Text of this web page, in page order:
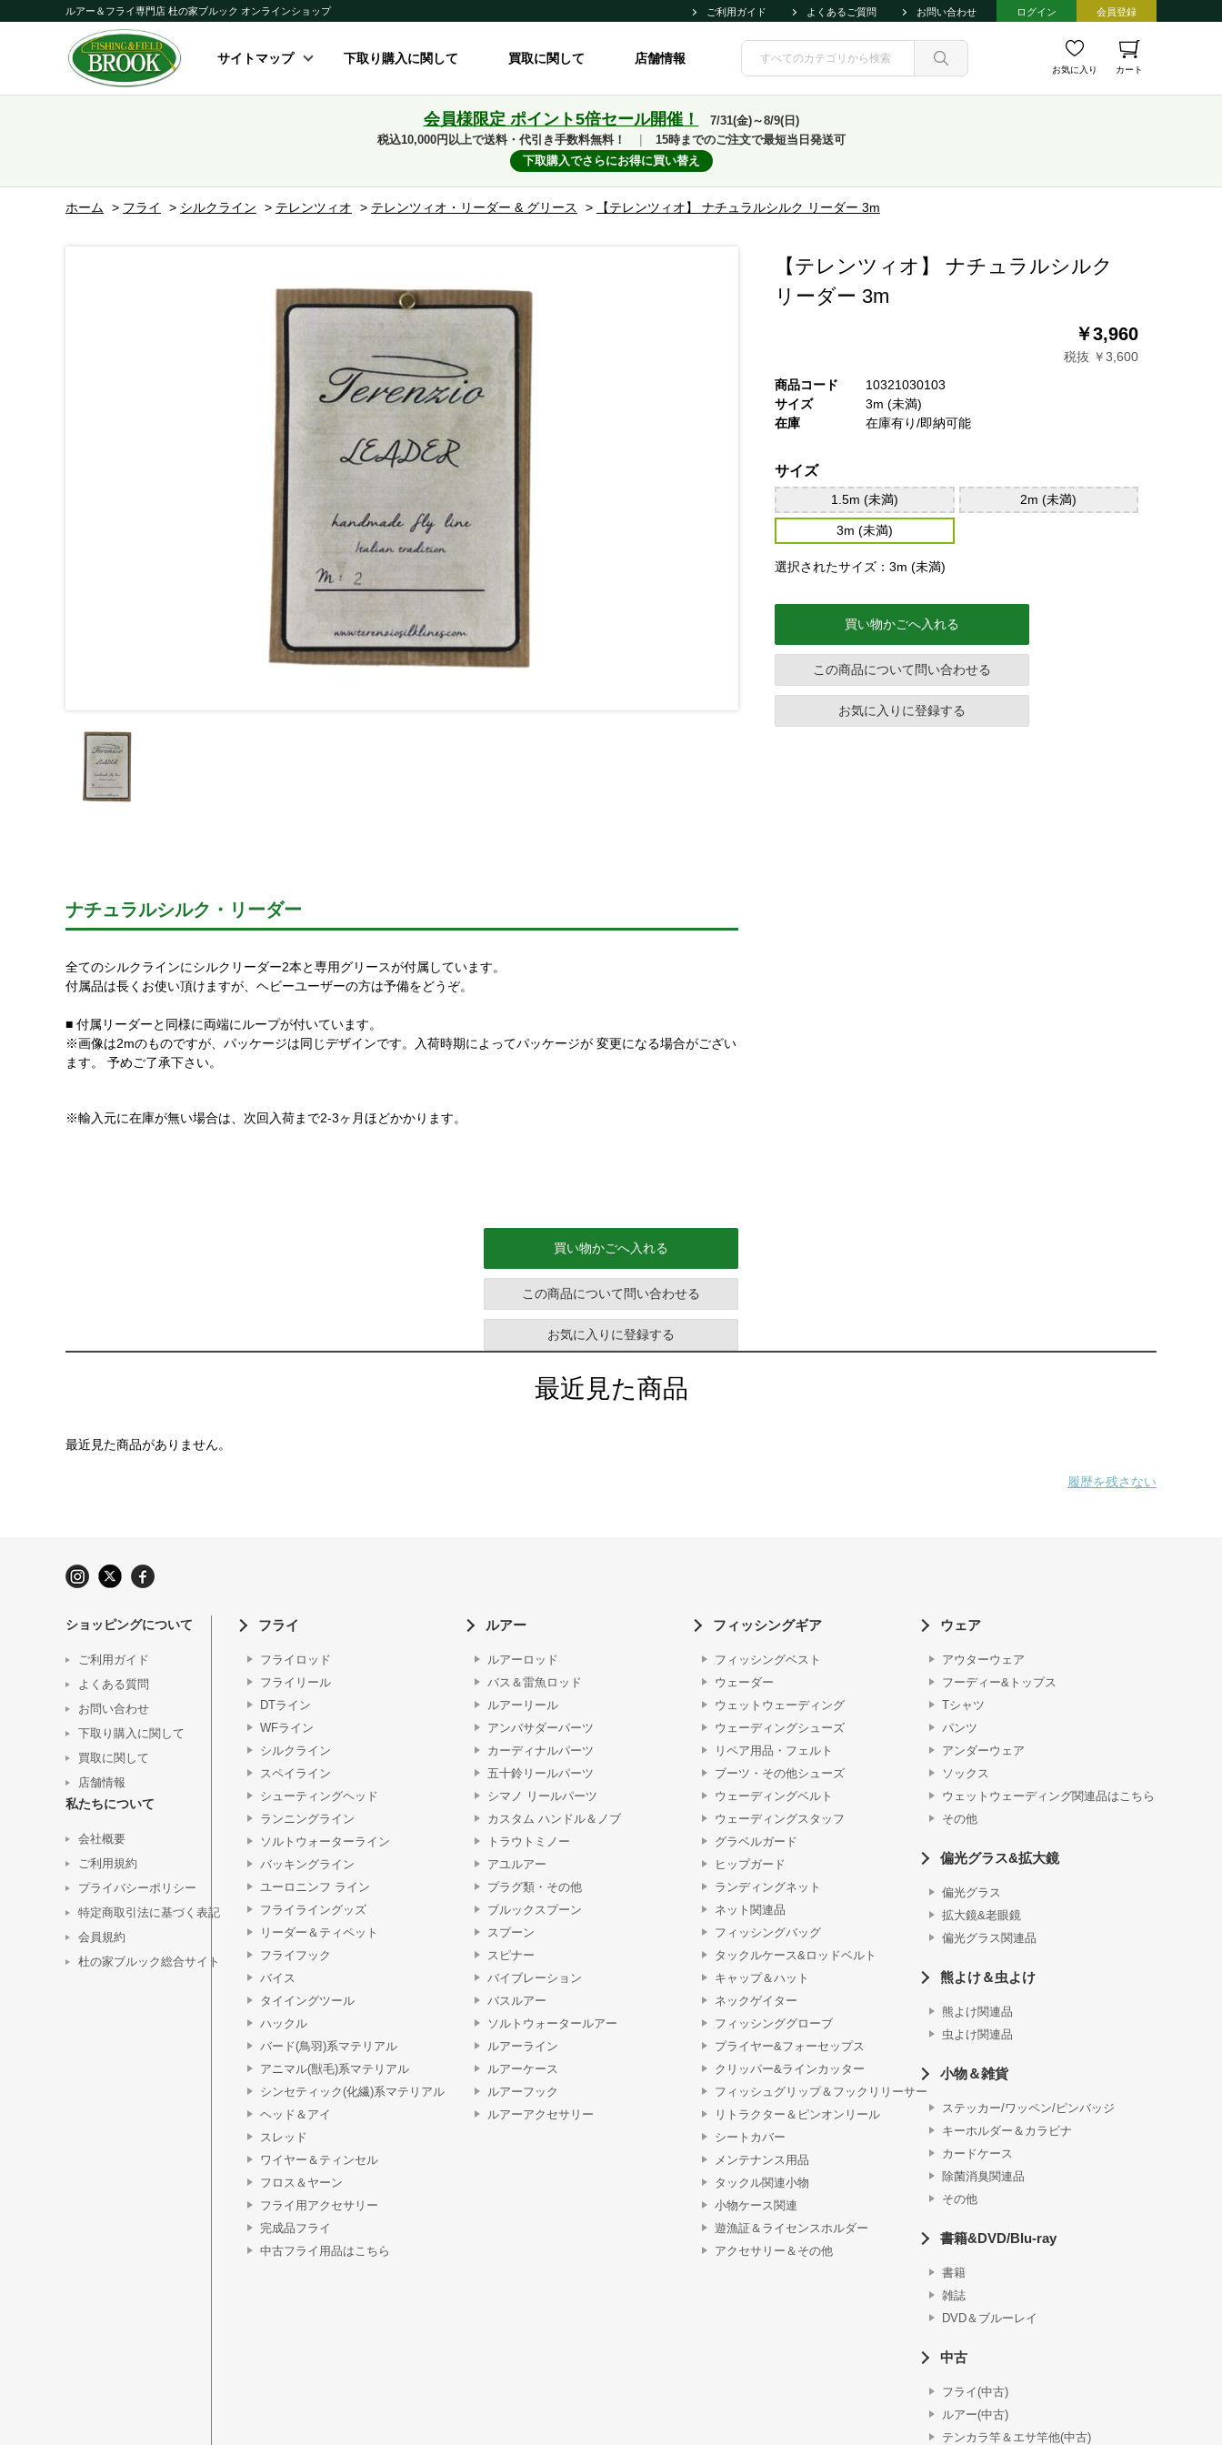
ルアー＆フライ専門店 杜の家ブルック オンラインショップ ご利用ガイド よくあるご質問 お問い合わせ ログイン 会員登録
サイトマップ 下取り購入に関して 買取に関して 店舗情報
お気に入り カート
会員様限定 ポイント5倍セール開催！
7/31(金)～8/9(日)
税込10,000円以上で送料・代引き手数料無料！
15時までのご注文で最短当日発送可
下取購入でさらにお得に買い替え
ホーム > フライ > シルクライン > テレンツィオ > テレンツィオ・リーダー & グリース > 【テレンツィオ】 ナチュラルシルク リーダー 3m
ナチュラルシルク・リーダー
全てのシルクラインにシルクリーダー2本と専用グリースが付属しています。
付属品は長くお使い頂けますが、ヘビーユーザーの方は予備をどうぞ。
■ 付属リーダーと同様に両端にループが付いています。
※画像は2mのものですが、パッケージは同じデザインです。入荷時期によってパッケージが 変更になる場合がござい
ます。 予めご了承下さい。
※輸入元に在庫が無い場合は、次回入荷まで2-3ヶ月ほどかかります。
【テレンツィオ】 ナチュラルシルク
リーダー 3m
￥3,960
税抜 ￥3,600
商品コード
10321030103
サイズ
3m (未満)
在庫
在庫有り/即納可能
サイズ
1.5m (未満) 2m (未満)
3m (未満)
選択されたサイズ：3m (未満)
買い物かごへ入れる
この商品について問い合わせる
お気に入りに登録する
買い物かごへ入れる
この商品について問い合わせる
お気に入りに登録する
最近見た商品
最近見た商品がありません。
履歴を残さない
ショッピングについて
ご利用ガイド
よくある質問
お問い合わせ
下取り購入に関して
買取に関して
店舗情報
私たちについて
会社概要
ご利用規約
プライバシーポリシー
特定商取引法に基づく表記
会員規約
杜の家ブルック総合サイト
フライ
フライロッド
フライリール
DTライン
WFライン
シルクライン
スペイライン
シューティングヘッド
ランニングライン
ソルトウォーターライン
バッキングライン
ユーロニンフ ライン
フライライングッズ
リーダー＆ティペット
フライフック
バイス
タイイングツール
ハックル
バード(鳥羽)系マテリアル
アニマル(獣毛)系マテリアル
シンセティック(化繊)系マテリアル
ヘッド＆アイ
スレッド
ワイヤー＆ティンセル
フロス＆ヤーン
フライ用アクセサリー
完成品フライ
中古フライ用品はこちら
ルアー
ルアーロッド
バス＆雷魚ロッド
ルアーリール
アンバサダーパーツ
カーディナルパーツ
五十鈴リールパーツ
シマノ リールパーツ
カスタム ハンドル＆ノブ
トラウトミノー
アユルアー
プラグ類・その他
ブルックスプーン
スプーン
スピナー
バイブレーション
バスルアー
ソルトウォータールアー
ルアーライン
ルアーケース
ルアーフック
ルアーアクセサリー
フィッシングギア
フィッシングベスト
ウェーダー
ウェットウェーディング
ウェーディングシューズ
リペア用品・フェルト
ブーツ・その他シューズ
ウェーディングベルト
ウェーディングスタッフ
グラベルガード
ヒップガード
ランディングネット
ネット関連品
フィッシングバッグ
タックルケース&ロッドベルト
キャップ＆ハット
ネックゲイター
フィッシンググローブ
プライヤー&フォーセップス
クリッパー&ラインカッター
フィッシュグリップ＆フックリリーサー
リトラクター＆ピンオンリール
シートカバー
メンテナンス用品
タックル関連小物
小物ケース関連
遊漁証＆ライセンスホルダー
アクセサリー＆その他
ウェア
アウターウェア
フーディー&トップス
Tシャツ
パンツ
アンダーウェア
ソックス
ウェットウェーディング関連品はこちら
その他
偏光グラス&拡大鏡
偏光グラス
拡大鏡&老眼鏡
偏光グラス関連品
熊よけ＆虫よけ
熊よけ関連品
虫よけ関連品
小物＆雑貨
ステッカー/ワッペン/ピンバッジ
キーホルダー＆カラビナ
カードケース
除菌消臭関連品
その他
書籍&DVD/Blu-ray
書籍
雑誌
DVD＆ブルーレイ
中古
フライ(中古)
ルアー(中古)
テンカラ竿＆エサ竿他(中古)